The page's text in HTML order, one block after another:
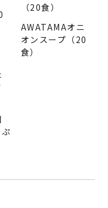
AWATAMAオニ
オンスープ（20
食）